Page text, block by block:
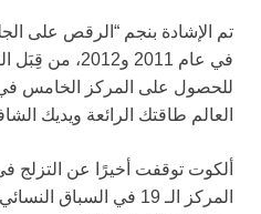
تم الإشادة بنجم “الرقص على
في عام 2011
للحصول على المركز الخامس في
العالم طاقتك الرائعة ويديك
المركز الـ 19 في